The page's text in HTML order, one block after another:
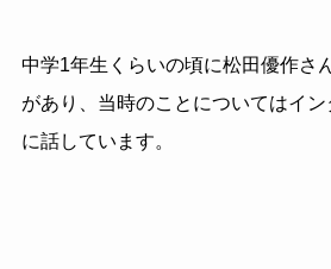
中学1年生くらいの頃に松田優作さ
があり、当時のことについてはイン
に話しています。